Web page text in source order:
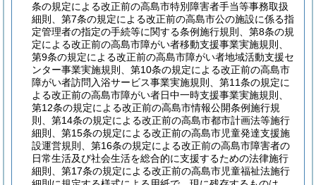
条の規定による改正前の高島市特別障害者手当等事務取扱
細則、第7条の規定による改正前の高島市公の施設に係る指
定管理者の指定の手続等に関する条例施行規則、第8条の規
定による改正前の高島市障がい者移動支援事業実施規則、
第9条の規定による改正前の高島市障がい者地域活動支援セ
ンター事業実施規則、第10条の規定による改正前の高島市
障がい者訪問入浴サービス事業実施規則、第11条の規定に
よる改正前の高島市障がい者日中一時支援事業実施規則、
第12条の規定による改正前の高島市情報公開条例施行規
則、第14条の規定による改正前の高島市都市計画法等施行
細則、第15条の規定による改正前の高島市児童発達支援施
設運営規則、第16条の規定による改正前の高島市障害者の
日常生活及び社会生活を総合的に支援するための法律施行
細則、第17条の規定による改正前の高島市児童福祉法施行